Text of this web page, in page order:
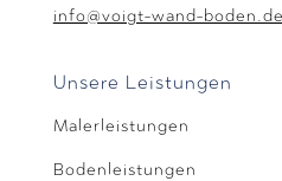
info@voigt-wand-boden.de
Unsere Leistungen
Malerleistungen
Bodenleistungen